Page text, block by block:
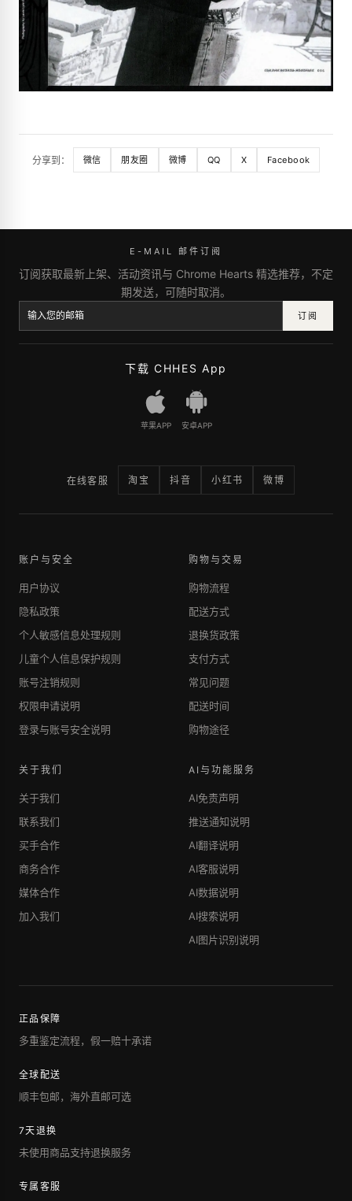
分享到： 微信 朋友圈 微博 QQ X Facebook
E-MAIL 邮件订阅
订阅获取最新上架、活动资讯与 Chrome Hearts 精选推荐，不定
期发送，可随时取消。
订阅
下载 CHHES App
苹果APP 安卓APP
在线客服 淘宝 抖音 小红书 微博
账户与安全
用户协议
隐私政策
个人敏感信息处理规则
儿童个人信息保护规则
账号注销规则
权限申请说明
登录与账号安全说明
购物与交易
购物流程
配送方式
退换货政策
支付方式
常见问题
配送时间
购物途径
关于我们
关于我们
联系我们
买手合作
商务合作
媒体合作
加入我们
AI与功能服务
AI免责声明
推送通知说明
AI翻译说明
AI客服说明
AI数据说明
AI搜索说明
AI图片识别说明
正品保障
多重鉴定流程，假一赔十承诺
全球配送
顺丰包邮，海外直邮可选
7天退换
未使用商品支持退换服务
专属客服